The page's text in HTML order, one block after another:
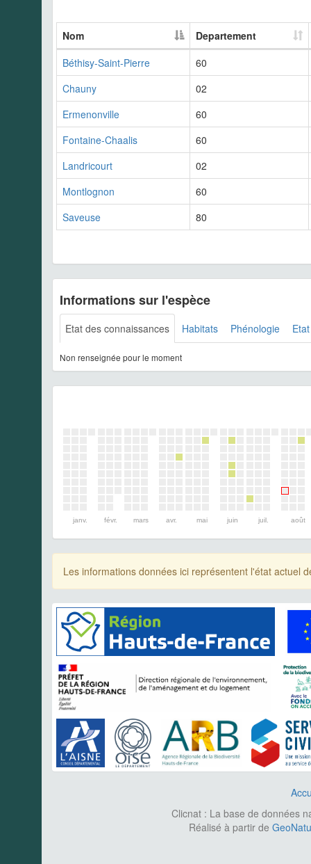
Nom
Departement
Béthisy-Saint-Pierre
60
Chauny
02
Ermenonville
60
Fontaine-Chaalis
60
Landricourt
02
Montlognon
60
Saveuse
80
Informations sur l'espèce
Etat des connaissances Habitats Phénologie
Non renseignée pour le moment
janv. févr. mars avr. mai juin juil. août
Les informations données ici représentent l'état actuel
Clicnat : La base de données
Réalisé à partir de